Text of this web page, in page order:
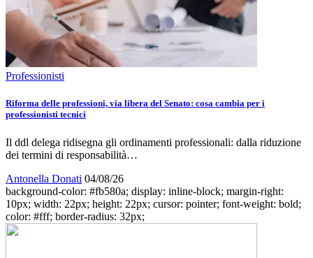
Professionisti
Riforma delle professioni, via libera del Senato: cosa cambia per i
professionisti tecnici
Il ddl delega ridisegna gli ordinamenti professionali: dalla riduzione
dei termini di responsabilità…
Antonella Donati 04/08/26
background-color: #fb580a; display: inline-block; margin-right:
10px; width: 22px; height: 22px; cursor: pointer; font-weight: bold;
color: #fff; border-radius: 32px;